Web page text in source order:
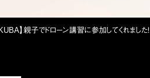
】親子でドローン講習に参加してくれました！